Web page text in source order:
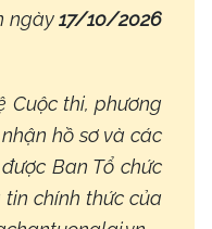
ngày17/10/2026
Cuộc thi, phương
hồ sơ và các
Ban Tổ chức
chính thức của